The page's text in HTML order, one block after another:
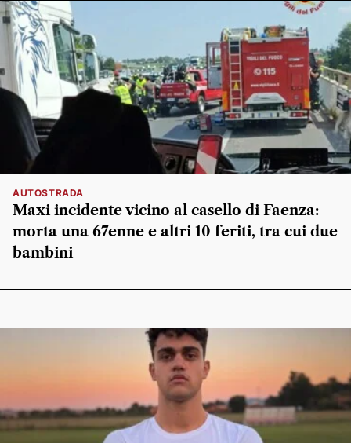
AUTOSTRADA
Maxi incidente vicino al casello di Faenza:
morta una 67enne e altri 10 feriti, tra cui due
bambini